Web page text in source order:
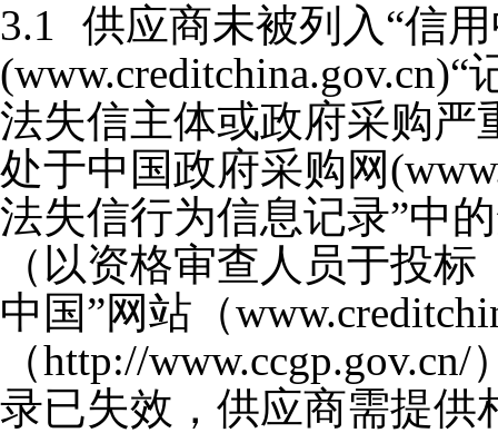
3.1
供应商未被列入“信
(www.creditchina.gov.cn)“
法失信主体或政府采购严
处于中国政府采购网
法失信行为信息记录”中
（以资格审查人员于投
中国”网站（
（http://www.ccgp.gov.cn/
录已失效，供应商需提供